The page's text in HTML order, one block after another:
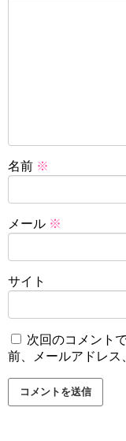
名前 ※
メール ※
サイト
次回のコメント
前、メールアドレス